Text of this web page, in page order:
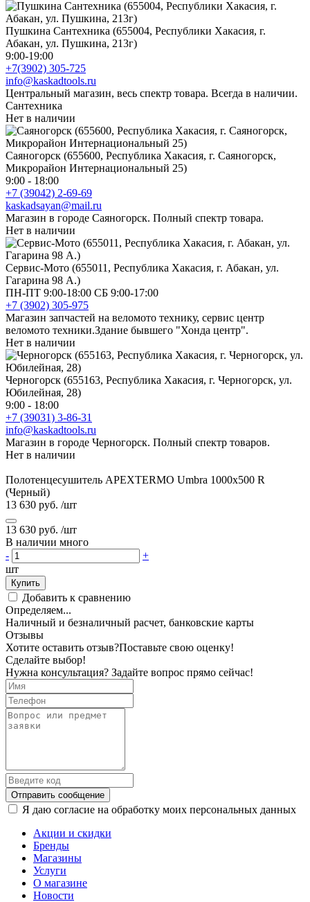
Пушкина Сантехника (655004, Республики Хакасия, г.
Абакан, ул. Пушкина, 213г)
9:00-19:00
+7(3902) 305-725
info@kaskadtools.ru
Центральный магазин, весь спектр товара. Всегда в наличии.
Сантехника
Нет в наличии
Саяногорск (655600, Республика Хакасия, г. Саяногорск,
Микрорайон Интернациональный 25)
9:00 - 18:00
+7 (39042) 2-69-69
kaskadsayan@mail.ru
Магазин в городе Саяногорск. Полный спектр товара.
Нет в наличии
Сервис-Мото (655011, Республика Хакасия, г. Абакан, ул.
Гагарина 98 А.)
ПН-ПТ 9:00-18:00 СБ 9:00-17:00
+7 (3902) 305-975
Магазин запчастей на веломото технику, сервис центр
веломото техники.Здание бывшего "Хонда центр".
Нет в наличии
Черногорск (655163, Республика Хакасия, г. Черногорск, ул.
Юбилейная, 28)
9:00 - 18:00
+7 (39031) 3-86-31
info@kaskadtools.ru
Магазин в городе Черногорск. Полный спектр товаров.
Нет в наличии
Полотенцесушитель APEXTERMO Umbra 1000x500 R
(Черный)
13 630 руб. /шт
13 630 руб. /шт
В наличии много
-
+
шт
Купить
Добавить к сравнению
Определяем...
Наличный и безналичный расчет, банковские карты
Отзывы
Хотите оставить отзыв?Поставьте свою оценку!
Сделайте выбор!
Нужна консультация? Задайте вопрос прямо сейчас!
Отправить сообщение
Я даю согласие на обработку моих персональных данных
Акции и скидки
Бренды
Магазины
Услуги
О магазине
Новости